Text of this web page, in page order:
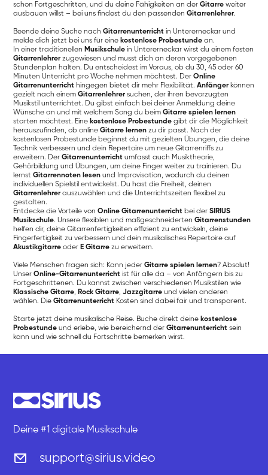
schon Fortgeschritten, und du deine Fähigkeiten an derGitarre weiter
ausbauen willst – bei uns findest du den passendenGitarrenlehrer.
Beende deine Suche nachGitarrenunterricht in Untererneckar und
melde dich jetzt bei uns für eine kostenlose Probestunde an.
In einer traditionellen Musikschule in Untererneckar wirst du einem festen
Gitarrenlehrer zugewiesen und musst dich an deren vorgegebenen
Stundenplan halten. Du entscheidest im Voraus, ob du 30, 45 oder 60
Minuten Unterricht pro Woche nehmen möchtest. DerOnline
Gitarrenunterricht hingegen bietet dir mehr Flexibilität.Anfänger können
gezielt nach einemGitarrenlehrer suchen, der ihren bevorzugten
Musikstil unterrichtet. Du gibst einfach bei deiner Anmeldung deine
Wünsche an und mit welchem Song du beimGitarre spielen lernen
starten möchtest. Eine kostenlose Probestunde gibt dir die Möglichkeit
herauszufinden, ob onlineGitarre lernen zu dir passt. Nach der
kostenlosen Probestunde beginnst du mit gezielten Übungen, die deine
Technik verbessern und dein Repertoire um neue Gitarrenriffs zu
erweitern. DerGitarrenunterricht umfasst auch Musiktheorie,
Gehörbildung und Übungen, um deine Finger weiter zu trainieren. Du
lernstGitarrennoten lesen und Improvisation, wodurch du deinen
individuellen Spielstil entwickelst. Du hast die Freiheit, deinen
Gitarrenlehrer auszuwählen und die Unterrichtszeiten flexibel zu
gestalten.
Entdecke die Vorteile vonOnline Gitarrenunterricht bei derSIRIUS
Musikschule. Unsere flexiblen und maßgeschneidertenGitarrenstunden
helfen dir, deine Gitarrenfertigkeiten effizient zu entwickeln, deine
Fingerfertigkeit zu verbessern und dein musikalisches Repertoire auf
Akustikgitarre oder E Gitarre zu erweitern.
Viele Menschen fragen sich: Kann jederGitarre spielen lernen? Absolut!
UnserOnline-Gitarrenunterricht ist für alle da – von Anfängern bis zu
Fortgeschrittenen. Du kannst zwischen verschiedenen Musikstilen wie
Klassische Gitarre, Rock Gitarre,Jazzgitarre und vielen anderen
wählen. DieGitarrenunterricht Kosten sind dabei fair und transparent.
Starte jetzt deine musikalische Reise. Buche direkt deine kostenlose
Probestunde und erlebe, wie bereichernd derGitarrenunterricht sein
kann und wie schnell du Fortschritte bemerken wirst.
Deine #1 digitale Musikschule
support@sirius.video